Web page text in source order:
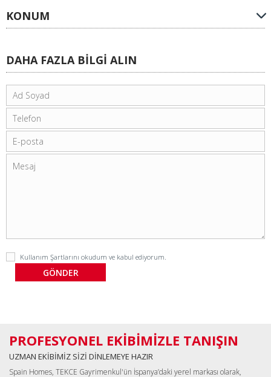
KONUM
DAHA FAZLA BİLGİ ALIN
Kullanım Şartlarını okudum ve kabul ediyorum.
PROFESYONEL EKİBİMİZLE TANIŞIN
UZMAN EKİBİMİZ SİZİ DİNLEMEYE HAZIR
Spain Homes, TEKCE Gayrimenkul'ün İspanya’daki yerel markası olarak,